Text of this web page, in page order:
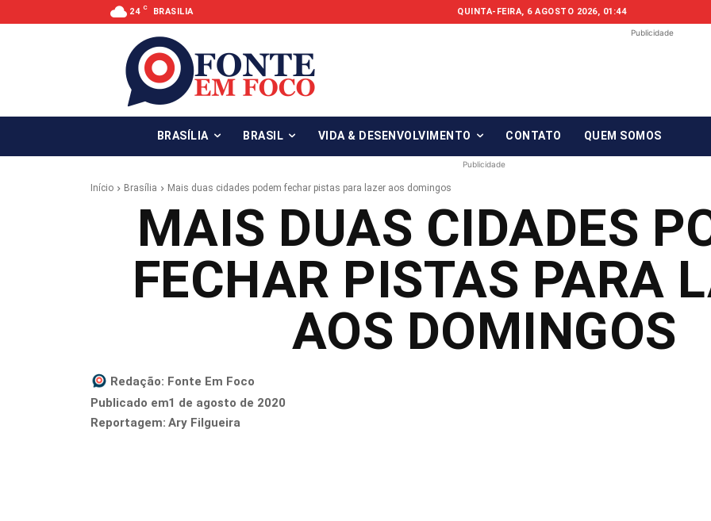
24 C BRASILIA QUINTA-FEIRA, 6 AGOSTO 2026, 01:44
Publicidade
BRASÍLIA BRASIL VIDA & DESENVOLVIMENTO CONTATO QUEM SOMOS
Publicidade
Início Brasília Mais duas cidades podem fechar pistas para lazer aos domingos
MAIS DUAS CIDADES
FECHAR PISTAS PARA
AOS DOMINGOS
Redação: Fonte Em Foco
Publicado em1 de agosto de 2020
Reportagem: Ary Filgueira